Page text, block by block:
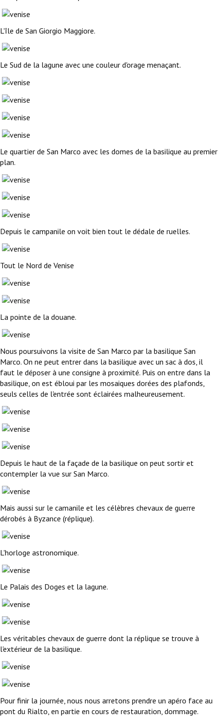
L'île de San Giorgio Maggiore.
Le Sud de la lagune avec une couleur d'orage menaçant.
Le quartier de San Marco avec les domes de la basilique au premier
plan.
Depuis le campanile on voit bien tout le dédale de ruelles.
Tout le Nord de Venise
La pointe de la douane.
Nous poursuivons la visite de San Marco par la basilique San
Marco. On ne peut entrer dans la basilique avec un sac à dos, il
faut le déposer à une consigne à proximité. Puis on entre dans la
basilique, on est ébloui par les mosaiques dorées des plafonds,
seuls celles de l'entrée sont éclairées malheureusement.
Depuis le haut de la façade de la basilique on peut sortir et
contempler la vue sur San Marco.
Mais aussi sur le camanile et les célèbres chevaux de guerre
dérobés à Byzance (réplique).
L'horloge astronomique.
Le Palais des Doges et la lagune.
Les véritables chevaux de guerre dont la réplique se trouve à
l'extérieur de la basilique.
Pour finir la journée, nous nous arretons prendre un apéro face au
pont du Rialto, en partie en cours de restauration, dommage.